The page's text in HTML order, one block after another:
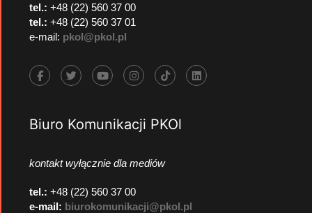
tel.: +48 (22) 560 37 00
tel.: +48 (22) 560 37 01
e-mail: pkol@pkol.pl
Biuro Komunikacji PKOl
kontakt wyłącznie dla mediów
tel.: +48 (22) 560 37 00
e-mail: biurokomunikacji@pkol.pl